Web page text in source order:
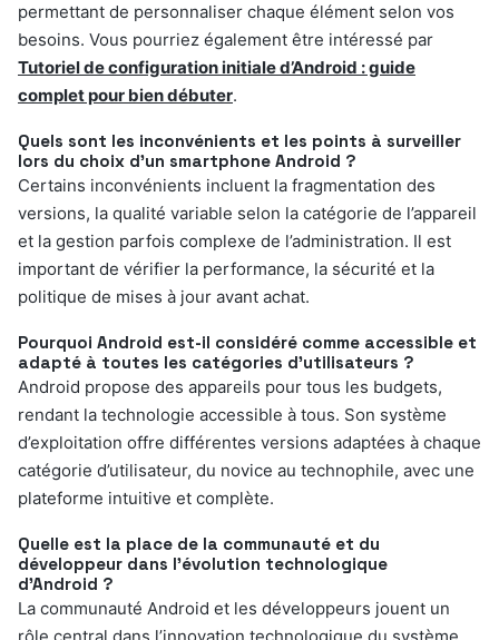
permettant de personnaliser chaque élément selon vos
besoins. Vous pourriez également être intéressé par
Tutoriel de configuration initiale d’Android : guide
complet pour bien débuter.
Quels sont les inconvénients et les points à surveiller
lors du choix d’un smartphone Android ?
Certains inconvénients incluent la fragmentation des
versions, la qualité variable selon la catégorie de l’appareil
et la gestion parfois complexe de l’administration. Il est
important de vérifier la performance, la sécurité et la
politique de mises à jour avant achat.
Pourquoi Android est-il considéré comme accessible et
adapté à toutes les catégories d’utilisateurs ?
Android propose des appareils pour tous les budgets,
rendant la technologie accessible à tous. Son système
d’exploitation offre différentes versions adaptées à chaque
catégorie d’utilisateur, du novice au technophile, avec une
plateforme intuitive et complète.
Quelle est la place de la communauté et du
développeur dans l’évolution technologique
d’Android ?
La communauté Android et les développeurs jouent un